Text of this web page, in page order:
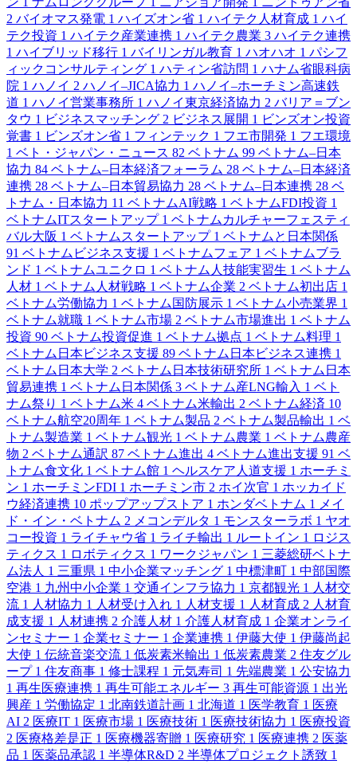
2 バイオマス発電 1 ハイズオン省 1 ハイテク人材育成 1 ハイ
テク投資 1 ハイテク産業連携 1 ハイテク農業 3 ハイテク連携
1 ハイブリッド移行 1 バイリンガル教育 1 ハオハオ 1 パシフ
ィックコンサルティング 1 ハティン省訪問 1 ハナム省眼科病
院 1 ハノイ 2 ハノイ–JICA協力 1 ハノイ–ホーチミン高速鉄
道 1 ハノイ営業事務所 1 ハノイ東京経済協力 2 バリア＝ブン
タウ 1 ビジネスマッチング 2 ビジネス展開 1 ビンズオン投資
覚書 1 ビンズオン省 1 フィンテック 1 フエ市開発 1 フエ環境
1 ベト・ジャパン・ニュース 82 ベトナム 99 ベトナム–日本
協力 84 ベトナム–日本経済フォーラム 28 ベトナム–日本経済
連携 28 ベトナム–日本貿易協力 28 ベトナム–日本連携 28 ベ
トナム・日本協力 11 ベトナムAI戦略 1 ベトナムFDI投資 1
ベトナムITスタートアップ 1 ベトナムカルチャーフェスティ
バル大阪 1 ベトナムスタートアップ 1 ベトナムと日本関係
91 ベトナムビジネス支援 1 ベトナムフェア 1 ベトナムブラ
ンド 1 ベトナムユニクロ 1 ベトナム人技能実習生 1 ベトナム
人材 1 ベトナム人材戦略 1 ベトナム企業 2 ベトナム初出店 1
ベトナム労働協力 1 ベトナム国防展示 1 ベトナム小売業界 1
ベトナム就職 1 ベトナム市場 2 ベトナム市場進出 1 ベトナム
投資 90 ベトナム投資促進 1 ベトナム拠点 1 ベトナム料理 1
ベトナム日本ビジネス支援 89 ベトナム日本ビジネス連携 1
ベトナム日本大学 2 ベトナム日本技術研究所 1 ベトナム日本
貿易連携 1 ベトナム日本関係 3 ベトナム産LNG輸入 1 ベト
ナム祭り 1 ベトナム米 4 ベトナム米輸出 2 ベトナム経済 10
ベトナム航空20周年 1 ベトナム製品 2 ベトナム製品輸出 1 ベ
トナム製造業 1 ベトナム観光 1 ベトナム農業 1 ベトナム農産
物 2 ベトナム通訳 87 ベトナム進出 4 ベトナム進出支援 91 ベ
トナム食文化 1 ベトナム館 1 ヘルスケア人道支援 1 ホーチミ
ン 1 ホーチミンFDI 1 ホーチミン市 2 ホイ次官 1 ホッカイド
ウ経済連携 10 ポップアップストア 1 ホンダベトナム 1
メイ
ド・イン・ベトナム 2 メコンデルタ 1 モンスターラボ 1 ヤオ
コー投資 1 ライチャウ省 1 ライチ輸出 1 ルートイン 1 ロジス
ティクス 1 ロボティクス 1 ワークジャパン 1 三菱総研ベトナ
ム法人 1 三重県 1 中小企業マッチング 1 中標津町 1 中部国際
空港 1 九州中小企業 1 交通インフラ協力 1 京都観光 1 人材交
流 1 人材協力 1 人材受け入れ 1 人材支援 1 人材育成 2 人材育
成支援 1 人材連携 2 介護人材 1 介護人材育成 1 企業オンライ
ンセミナー 1 企業セミナー 1 企業連携 1 伊藤大使 1 伊藤尚起
大使 1 伝統音楽交流 1 低炭素米輸出 1 低炭素農業 2 住友グル
ープ 1 住友商事 1 修士課程 1 元気寿司 1 先端農業 1 公安協力
1 再生医療連携 1 再生可能エネルギー 3 再生可能資源 1 出光
興産 1 労働協定 1 北南鉄道計画 1 北海道 1 医学教育 1 医療
AI 2 医療IT 1 医療市場 1 医療技術 1 医療技術協力 1 医療投資
2 医療格差是正 1 医療機器寄贈 1 医療研究 1 医療連携 2 医薬
品 1 医薬品承認 1 半導体R&D 2 半導体プロジェクト誘致 1